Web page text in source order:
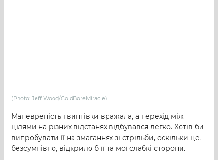
(Photo: Jeff Wood/ColdBoreMiracle)
Маневреність гвинтівки вражала, а перехід між
цілями на різних відстанях відбувався легко. Хотів би
випробувати її на змаганнях зі стрільби, оскільки це,
безсумнівно, відкрило б її та мої слабкі сторони.